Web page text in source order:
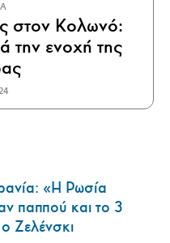
στον Κολωνό:
την ενοχή της
«Η Ρωσία
παππού και το 3
Ζελένσκι